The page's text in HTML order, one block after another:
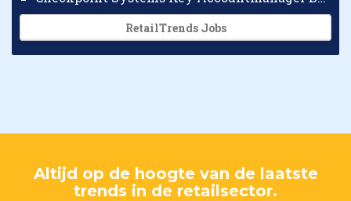
RetailTrends Jobs
Altijd op de hoogte van de laatste
trends in de retailsector.